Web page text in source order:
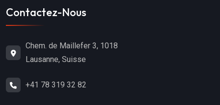
Contactez-Nous
Chem. de Maillefer 3, 1018
Lausanne, Suisse
+41 78 319 32 82